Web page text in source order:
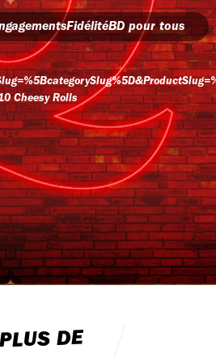
FidélitéBD pour tous
Cheesy Rolls
DE